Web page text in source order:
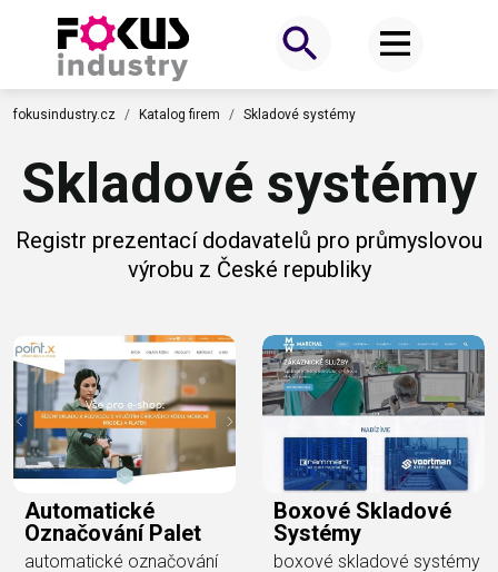
fokusindustry.cz Katalog firem Skladové systémy
Skladové systémy
Registr prezentací dodavatelů pro průmyslovou
výrobu z České republiky
Automatické
Označování Palet
automatické označování
Boxové Skladové
Systémy
boxové skladové systémy